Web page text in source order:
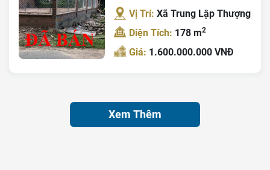
Vị Trí:Xã Trung Lập Thượng
Diện Tích: 178 m2
Giá: 1.600.000.000 VNĐ
Xem Thêm